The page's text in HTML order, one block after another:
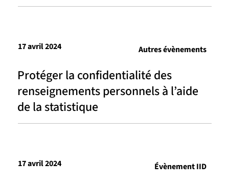
Protéger la confidentialité des
renseignements personnels à l’aide
de la statistique
17 avril 2024 Autres évènements
17 avril 2024 Évènement IID